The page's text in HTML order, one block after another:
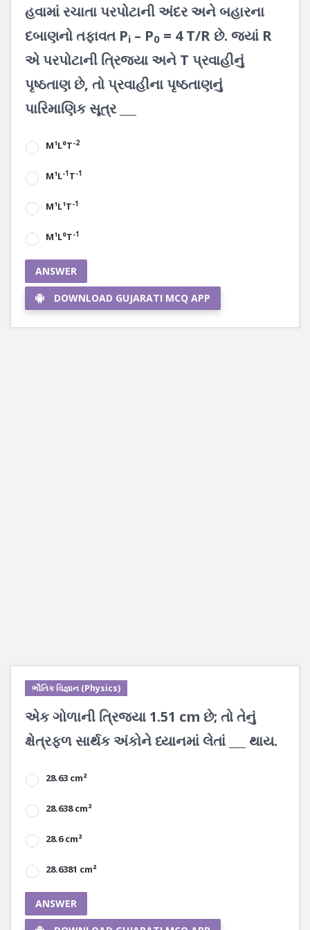
હવામાં રચાતા પરપોટાની અંદર અને બહારના
દબાણનો તફાવત Pi – P0 = 4 T/R છે. જ્યાં R
એ પરપોટાની ત્રિજ્યા અને T પ્રવાહીનું
પૃષ્ઠતાણ છે, તો પ્રવાહીના પૃષ્ઠતાણનું
પારિમાણિક સૂત્ર ___
M¹L⁰T-2
M¹L-1 T-1
M¹L¹T-1
M¹L⁰T-1
ANSWER
DOWNLOAD GUJARATI MCQ APP
ભૌતિક વિજ્ઞાન (Physics)
એક ગોળાની ત્રિજ્યા 1.51 cm છે; તો તેનું
ક્ષેત્રફળ સાર્થક અંકોને ધ્યાનમાં લેતાં ___ થાય.
28.63 cm²
28.638 cm²
28.6 cm²
28.6381 cm²
ANSWER